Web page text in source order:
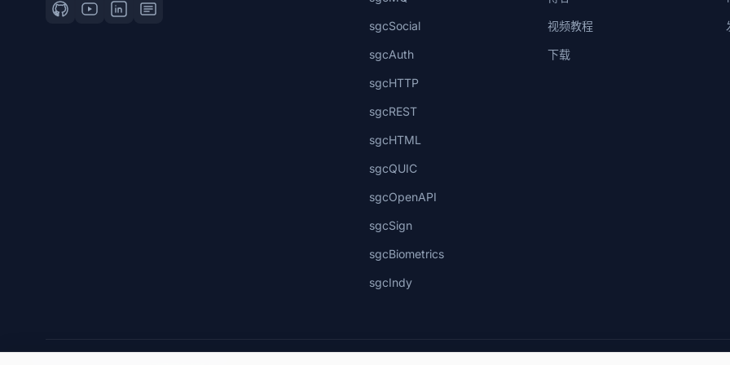
sgcSocial
sgcAuth
sgcHTTP
sgcREST
sgcHTML
sgcQUIC
sgcOpenAPI
sgcSign
sgcBiometrics
sgcIndy
视频教程
下载